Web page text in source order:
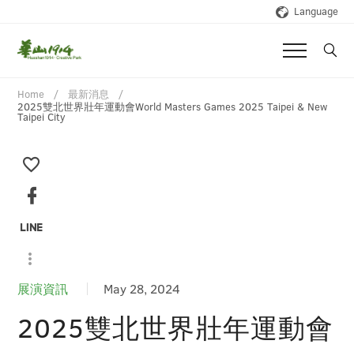
Language
Home
最新消息
2025雙北世界壯年運動會World Masters Games 2025 Taipei & New
Taipei City
展演資訊 May 28, 2024
2025雙北世界壯年運動會